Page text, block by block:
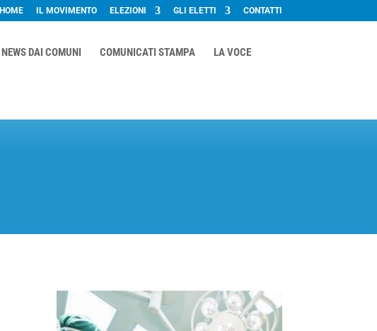
HOME IL MOVIMENTO ELEZIONI GLI ELETTI CONTATTI
NEWS DAI COMUNI COMUNICATI STAMPA LA VOCE